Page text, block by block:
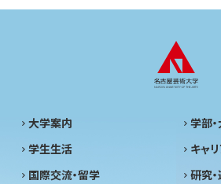
大学案内
学部
学生生活
キャ
国際交流・留学
研究